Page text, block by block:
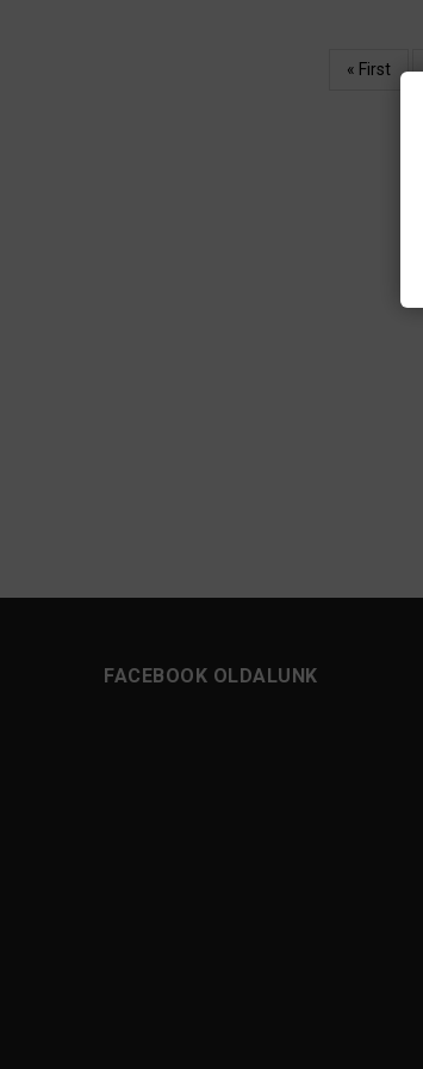
Első
« First
FACEBOOK OLDALUNK